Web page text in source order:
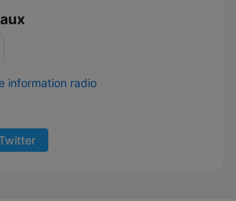
information radio